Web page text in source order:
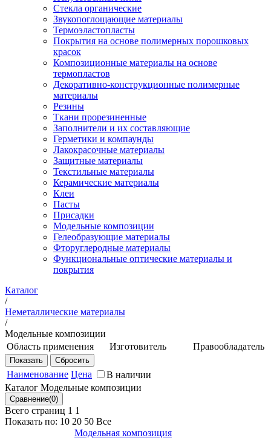
Стекла органические
Звукопоглощающие материалы
Термоэластопласты
Покрытия на основе полимерных порошковых
красок
Композиционные материалы на основе
термопластов
Декоративно-конструкционные полимерные
материалы
Резины
Ткани прорезиненные
Заполнители и их составляющие
Герметики и компаунды
Лакокрасочные материалы
Защитные материалы
Текстильные материалы
Керамические материалы
Клеи
Пасты
Присадки
Модельные композиции
Гелеобразующие материалы
Фторуглеродные материалы
Функциональные оптические материалы и
покрытия
Каталог
/
Неметаллические материалы
/
Модельные композиции
Область применения
Изготовление
выплавляемых
моделей в цехах
точного литья
авиационной
промышленности и
общего
машиностроения
Изготовитель
институт" -
ВИАМ
Правообладатель
Наименование Цена
В наличии
Каталог Модельные композиции
Всего страниц 1 1
Показать по: 10 20 50 Все
Модельная композиция